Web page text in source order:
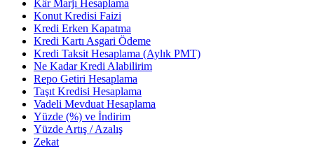
Kâr Marjı Hesaplama
Konut Kredisi Faizi
Kredi Erken Kapatma
Kredi Kartı Asgari Ödeme
Kredi Taksit Hesaplama (Aylık PMT)
Ne Kadar Kredi Alabilirim
Repo Getiri Hesaplama
Taşıt Kredisi Hesaplama
Vadeli Mevduat Hesaplama
Yüzde (%) ve İndirim
Yüzde Artış / Azalış
Zekat